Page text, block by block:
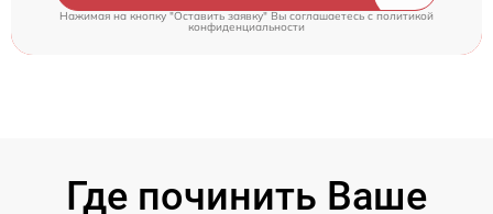
Нажимая на кнопку "Оставить заявку" Вы соглашаетесь c политикой
конфиденциальности
Где починить Ваше